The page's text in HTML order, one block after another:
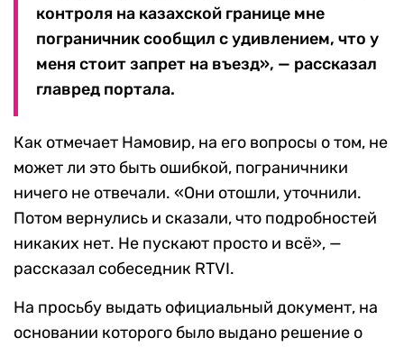
контроля на казахской границе мне
пограничник сообщил с удивлением, что у
меня стоит запрет на въезд», — рассказал
главред портала.
Как отмечает Намовир, на его вопросы о том, не
может ли это быть ошибкой, пограничники
ничего не отвечали. «Они отошли, уточнили.
Потом вернулись и сказали, что подробностей
никаких нет. Не пускают просто и всё», —
рассказал собеседник RTVI.
На просьбу выдать официальный документ, на
основании которого было выдано решение о